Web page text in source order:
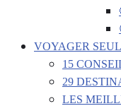
VOYAGER
15
29
LES